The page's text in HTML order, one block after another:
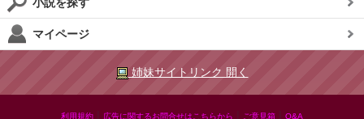
マイページ
姉妹サイトリンク 開く
利用規約 広告に関するお問合せはこちらから ご意見箱 Q&A